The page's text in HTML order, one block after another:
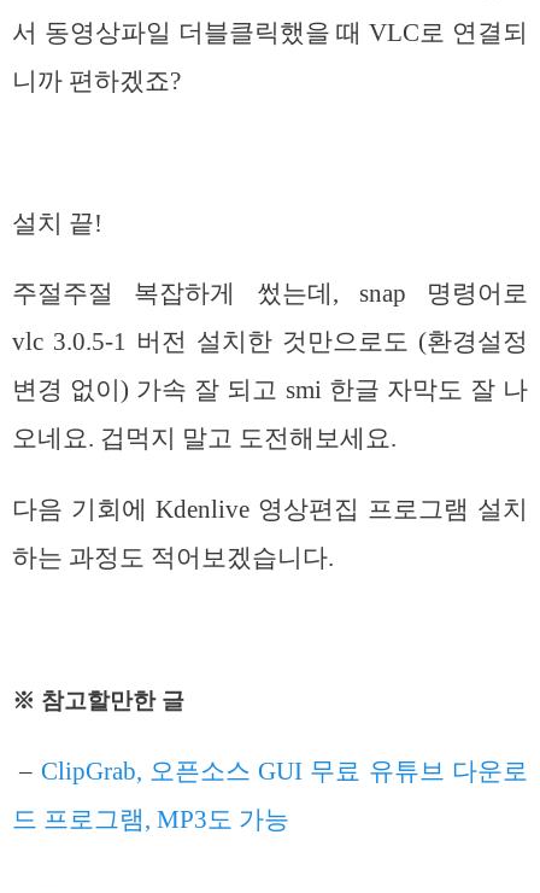
서 동영상파일 더블클릭했을 때 VLC로 연결되
니까 편하겠죠?
설치 끝!
주절주절 복잡하게 썼는데, snap 명령어로
vlc 3.0.5-1 버전 설치한 것만으로도 (환경설정
변경 없이) 가속 잘 되고 smi 한글 자막도 잘 나
오네요. 겁먹지 말고 도전해보세요.
다음 기회에 Kdenlive 영상편집 프로그램 설치
하는 과정도 적어보겠습니다.
※ 참고할만한 글
– ClipGrab, 오픈소스 GUI 무료 유튜브 다운로
드 프로그램, MP3도 가능